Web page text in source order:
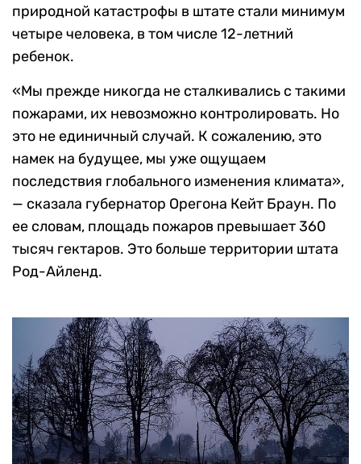
природной катастрофы в штате стали минимум
четыре человека, в том числе 12-летний
ребенок.
«Мы прежде никогда не сталкивались с такими
пожарами, их невозможно контролировать. Но
это не единичный случай. К сожалению, это
намек на будущее, мы уже ощущаем
последствия глобального изменения климата»,
— сказала губернатор Орегона Кейт Браун. По
ее словам, площадь пожаров превышает 360
тысяч гектаров. Это больше территории штата
Род-Айленд.